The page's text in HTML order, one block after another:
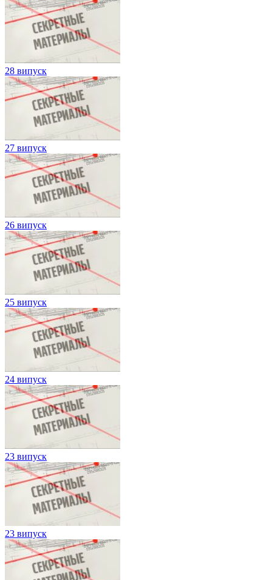
28 випуск
27 випуск
26 випуск
25 випуск
24 випуск
23 випуск
23 випуск